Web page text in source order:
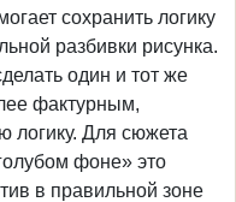
сохранить логику
разбивки рисунка.
один и тот же
фактурным,
логику. Для сюжета
фоне» это
в правильной зоне